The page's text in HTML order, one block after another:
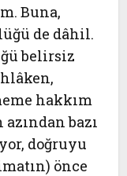
Buna,
de dâhil.
belirsiz
hakkım
bazı
doğruyu
önce